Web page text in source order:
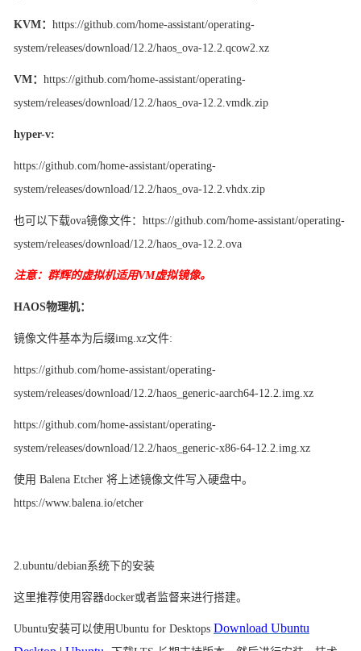
KVM： https://github.com/home-assistant/operating-
system/releases/download/12.2/haos_ova-12.2.qcow2.xz
VM： https://github.com/home-assistant/operating-
system/releases/download/12.2/haos_ova-12.2.vmdk.zip
hyper-v:
https://github.com/home-assistant/operating-
system/releases/download/12.2/haos_ova-12.2.vhdx.zip
也可以下载ova镜像文件：https://github.com/home-assistant/operating-
system/releases/download/12.2/haos_ova-12.2.ova
注意：群辉的虚拟机适用VM虚拟镜像。
HAOS物理机：
镜像文件基本为后缀img.xz文件:
https://github.com/home-assistant/operating-
system/releases/download/12.2/haos_generic-aarch64-12.2.img.xz
https://github.com/home-assistant/operating-
system/releases/download/12.2/haos_generic-x86-64-12.2.img.xz
使用 Balena Etcher 将上述镜像文件写入硬盘中。
https://www.balena.io/etcher
2.ubuntu/debian系统下的安装
这里推荐使用容器docker或者监督来进行搭建。
Ubuntu安装可以使用Ubuntu for Desktops Download Ubuntu